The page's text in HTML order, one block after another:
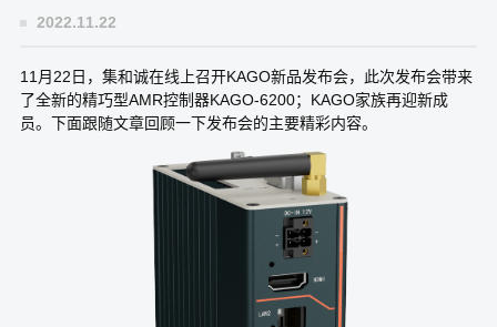
2022.11.22
11月22日，集和诚在线上召开KAGO新品发布会，此次发布会带来
了全新的精巧型AMR控制器KAGO-6200；KAGO家族再迎新成
员。下面跟随文章回顾一下发布会的主要精彩内容。